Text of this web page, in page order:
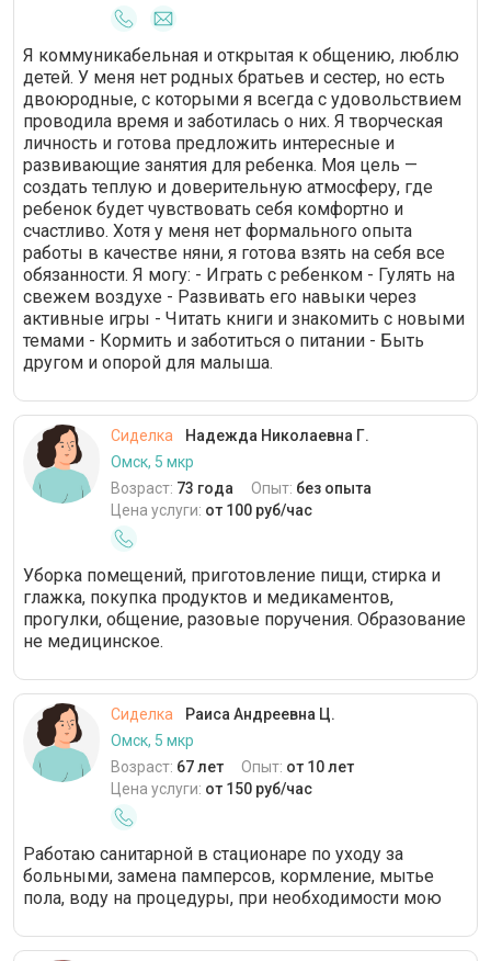
Я коммуникабельная и открытая к общению, люблю
детей. У меня нет родных братьев и сестер, но есть
двоюродные, с которыми я всегда с удовольствием
проводила время и заботилась о них. Я творческая
личность и готова предложить интересные и
развивающие занятия для ребенка. Моя цель —
создать теплую и доверительную атмосферу, где
ребенок будет чувствовать себя комфортно и
счастливо. Хотя у меня нет формального опыта
работы в качестве няни, я готова взять на себя все
обязанности. Я могу: - Играть с ребенком - Гулять на
свежем воздухе - Развивать его навыки через
активные игры - Читать книги и знакомить с новыми
темами - Кормить и заботиться о питании - Быть
другом и опорой для малыша.
Сиделка
Надежда Николаевна Г.
Омск, 5 мкр
Возраст: 73 года Опыт: без опыта
Цена услуги: от 100 руб/час
Уборка помещений, приготовление пищи, стирка и
глажка, покупка продуктов и медикаментов,
прогулки, общение, разовые поручения. Образование
не медицинское.
Сиделка
Раиса Андреевна Ц.
Омск, 5 мкр
Возраст: 67 лет Опыт: от 10 лет
Цена услуги: от 150 руб/час
Работаю санитарной в стационаре по уходу за
больными, замена памперсов, кормление, мытье
пола, воду на процедуры, при необходимости мою